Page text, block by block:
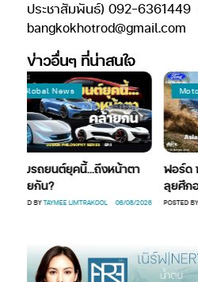
ประชาสัมพันธ์) 092-
bangkokhotrod@gmail.com
ข่าวอื่นๆ ที่น่าสนใจ
ต์ยุคนี้…ถึงหน้าตา
LIMTRAKOOL 06/08/2026
Motorsport
ฟอร์ด พร้อมส่ง 2
ลุยศึกออฟโรด
POSTED BYTAYMEE